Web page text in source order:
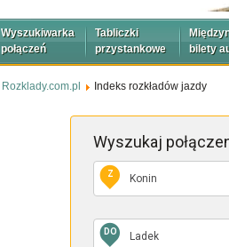
Wyszukiwarka
połączeń
Tabliczki
przystankowe
bilety
Rozklady.com.pl Indeks rozkładów jazdy
Wyszukaj
Z
DO